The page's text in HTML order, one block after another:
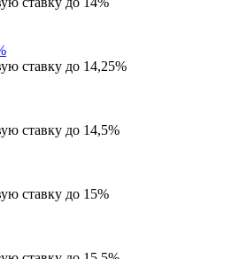
ставку до 14,25%
ставку до 14,5%
ставку до 15%